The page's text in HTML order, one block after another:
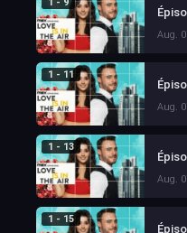
Aug.
1 - 11
Aug.
1 - 13
Aug.
1 - 15